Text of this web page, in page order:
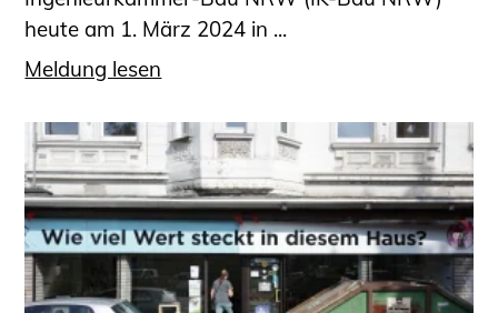
Stellenbörse
Öffentlich bestellte und vereidigte
Prüfsachverständige
Qualifizierte Tragwerksplaner/-innen
Bauvorlageberechtigte
Sachkundige für Zustands- und
Funktionsprüfung privater
Abwasserleitungen
heute am 1. März 2024 in ...
Meldung lesen